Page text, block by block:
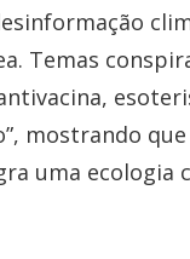
Temas
mostrando
uma ecologia